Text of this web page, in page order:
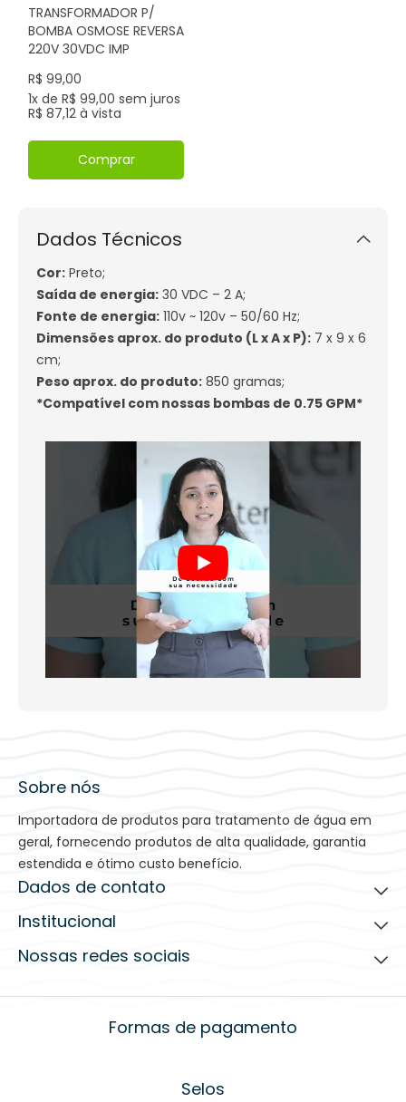
TRANSFORMADOR P/
BOMBA OSMOSE REVERSA
220V 30VDC IMP
R$ 99,00
1x de R$ 99,00 sem juros
R$ 87,12 à vista
Comprar
Dados Técnicos
Cor: Preto;
Saída de energia: 30 VDC – 2 A;
Fonte de energia: 110v ~ 120v – 50/60 Hz;
Dimensões aprox. do produto (L x A x P): 7 x 9 x 6
cm;
Peso aprox. do produto: 850 gramas;
*Compatível com nossas bombas de 0.75 GPM*
Sobre nós
Importadora de produtos para tratamento de água em
geral, fornecendo produtos de alta qualidade, garantia
estendida e ótimo custo benefício.
Dados de contato
(19) 3935-2203
Horário de atendimento
Institucional
Ajuda para comprar
Programa de Afiliados
Condições de Entrega
Nossas redes sociais
Formas de pagamento
Selos